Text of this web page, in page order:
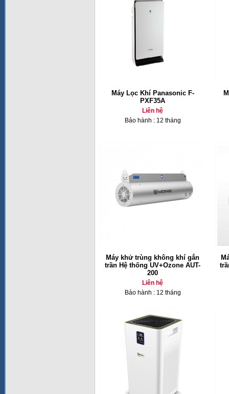
Máy Lọc Khí Panasonic F-
PXF35A
Liên hệ
Bảo hành : 12 tháng
Máy khử trùng không khí gắn
trần Hệ thống UV+Ozone AUT-
200
Liên hệ
Bảo hành : 12 tháng